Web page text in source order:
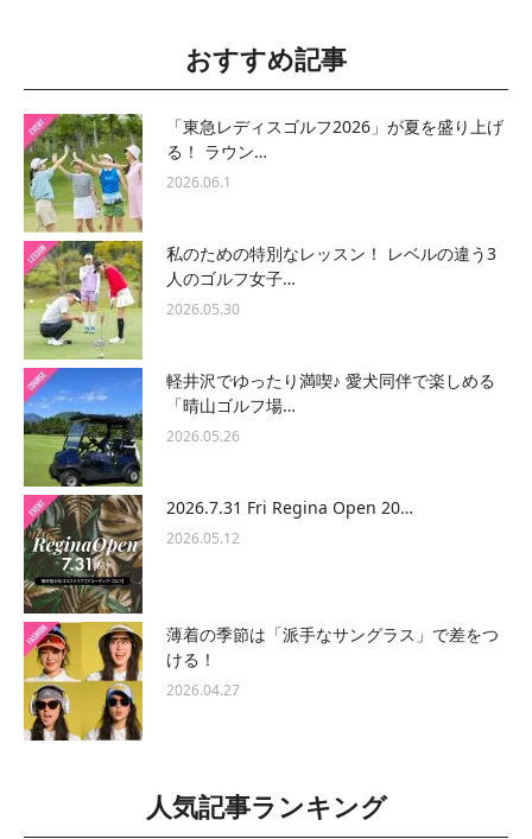
おすすめ記事
「東急レディスゴルフ2026」が夏を盛り上げ
る！ ラウン…
2026.06.1
私のための特別なレッスン！ レベルの違う3
人のゴルフ女子…
2026.05.30
軽井沢でゆったり満喫♪ 愛犬同伴で楽しめる
「晴山ゴルフ場…
2026.05.26
2026.7.31 Fri Regina Open 20…
2026.05.12
薄着の季節は「派手なサングラス」で差をつ
ける！
2026.04.27
人気記事ランキング